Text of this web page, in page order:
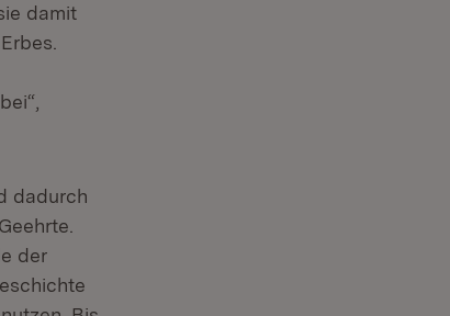
damit
dadurch
der